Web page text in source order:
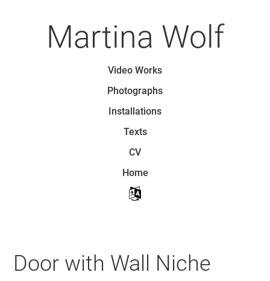
Martina Wolf
Video Works
Photographs
Installations
Texts
CV
Home
Door with Wall Niche